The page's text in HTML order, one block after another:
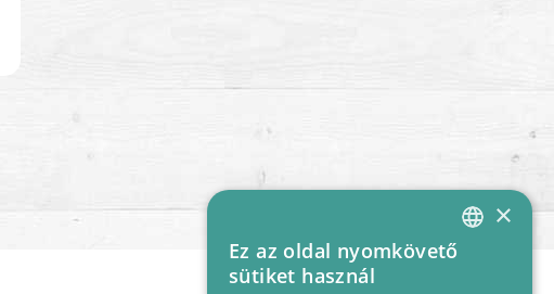
HUNGARIAN
×
Ez az oldal nyomkövető
sütiket használ